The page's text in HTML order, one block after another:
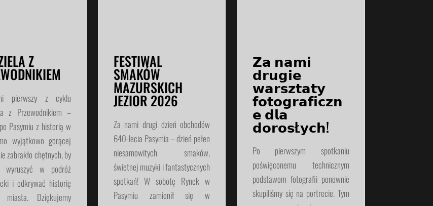
Z
pierwszy z cyklu
z Przewodnikiem –
Pasymiu z historią w
wyjątkowo gorącej
zabrakło chętnych, by
wyruszyć w podróż
i odkrywać historię
miasta. Dziękujemy
FESTIWAL
SMAKÓW
MAZURSKICH
JEZIOR 2026
Za nami drugi dzień obchodów
640-lecia Pasymia – dzień pełen
niesamowitych smaków,
świetnej muzyki i fantastycznych
spotkań! W sobotę Rynek w
Pasymiu zamienił się w
𝗭𝗮 𝗻𝗮𝗺𝗶
𝗱𝗿𝘂𝗴𝗶𝗲
𝘄𝗮𝗿𝘀𝘇𝘁𝗮𝘁𝘆
𝗳𝗼𝘁𝗼𝗴𝗿𝗮𝗳𝗶𝗰𝘇𝗻
𝗲 𝗱𝗹𝗮
𝗱𝗼𝗿𝗼𝘀Ł𝘆𝗰𝗵!
Po pierwszym spotkaniu
poświęconemu technicznym
podstawom fotografii ponownie
skupiliśmy się na portrecie. Tym